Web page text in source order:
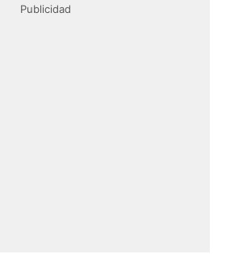
Publicidad